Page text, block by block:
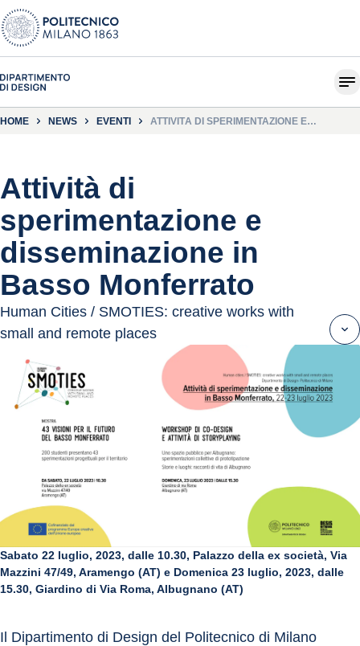
HOME NEWS EVENTI
ATTIVITÀ DI SPERIMENTAZIONE E
Attività di
sperimentazione e
disseminazione in
Basso Monferrato
Human Cities / SMOTIES: creative works with
small and remote places
Sabato 22 luglio, 2023, dalle 10.30, Palazzo della ex società, Via
Mazzini 47/49, Aramengo (AT) e Domenica 23 luglio, 2023, dalle
15.30, Giardino di Via Roma, Albugnano (AT)
Il Dipartimento di Design del Politecnico di Milano